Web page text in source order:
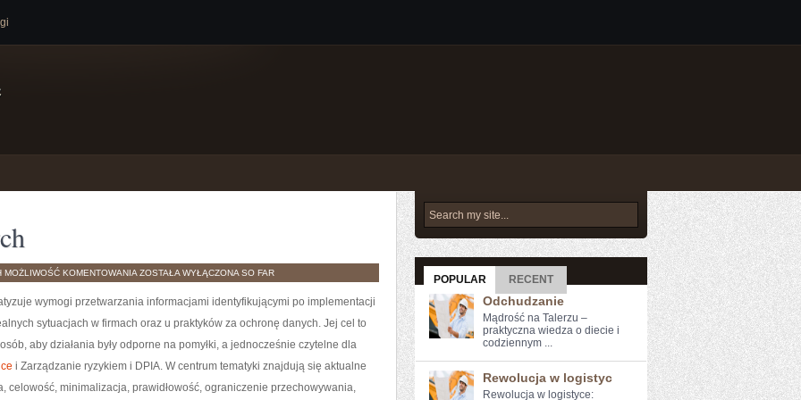
MOŻLIWOŚĆ KOMENTOWANIA BEZPIECZEŃSTWO
DANYCH
ZOSTAŁA WYŁĄCZONA SO FAR
wymogi przetwarzania informacjami identyfikującymi po implementacji
sytuacjach w firmach oraz u praktyków za ochronę danych. Jej cel to
aby działania były odporne na pomyłki, a jednocześnie czytelne dla
i Zarządzanie ryzykiem i DPIA. W centrum tematyki znajdują się aktualne
celowość, minimalizacja, prawidłowość, ograniczenie przechowywania,
POPULAR RECENT
Odchudzanie
Mądrość na Talerzu –
praktyczna wiedza o diecie i
codziennym ...
Rewolucja w logistyc
Rewolucja ⁢w⁢ logistyce: